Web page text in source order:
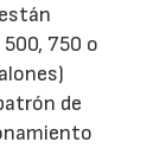
750 o
de